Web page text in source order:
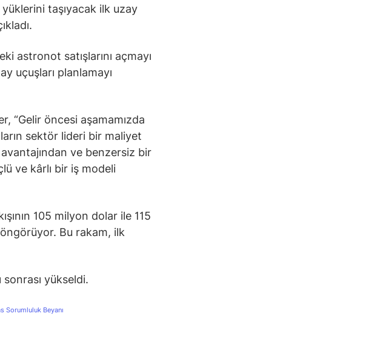
taşıyacak ilk uzay
astronot satışlarını açmayı
uçuşları planlamayı
“Gelir öncesi aşamamızda
sektör lideri bir maliyet
ve benzersiz bir
ve kârlı bir iş modeli
105 milyon dolar ile 115
Bu rakam, ilk
yükseldi.
Sorumluluk Beyanı